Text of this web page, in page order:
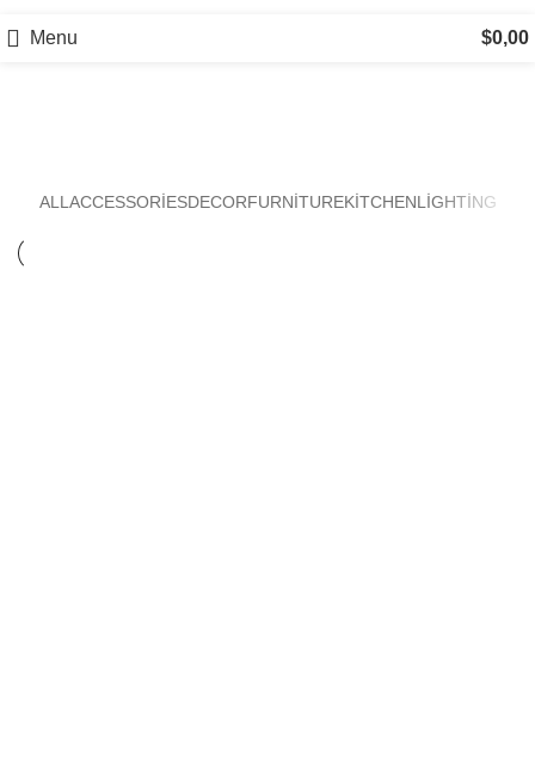
Menu $0,00
ALL ACCESSORIESDECORFURNITUREKITCHENLIGHTING